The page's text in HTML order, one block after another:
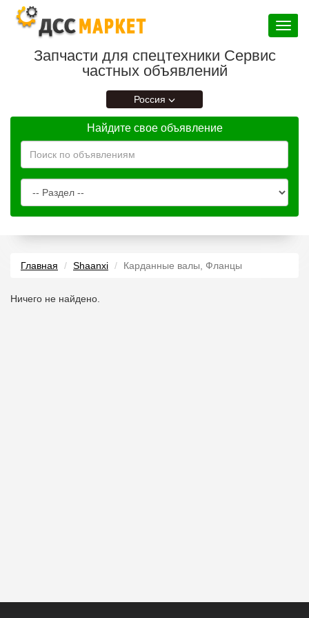
Toggle
Запчасти для спецтехники Сервис
частных объявлений
Россия
Найдите свое объявление
Главная Shaanxi Карданные валы, Фланцы
Ничего не найдено.